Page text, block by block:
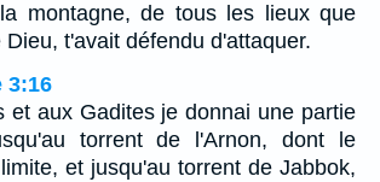
montagne, de tous les lieux que
Dieu, t'avait défendu d'attaquer.
3:16
et aux Gadites je donnai une partie
torrent de l'Arnon, dont le
et jusqu'au torrent de Jabbok,